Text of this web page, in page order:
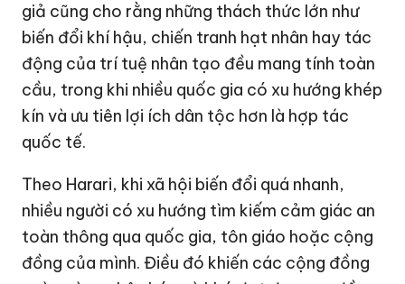
giả cũng cho rằng những thách thức lớn như
biến đổi khí hậu, chiến tranh hạt nhân hay tác
động của trí tuệ nhân tạo đều mang tính toàn
cầu, trong khi nhiều quốc gia có xu hướng khép
kín và ưu tiên lợi ích dân tộc hơn là hợp tác
quốc tế.
Theo Harari, khi xã hội biến đổi quá nhanh,
nhiều người có xu hướng tìm kiếm cảm giác an
toàn thông qua quốc gia, tôn giáo hoặc cộng
đồng của mình. Điều đó khiến các cộng đồng